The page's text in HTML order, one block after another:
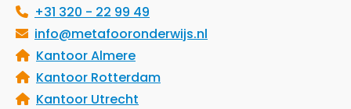
+31 320 - 22 99 49
info@metafooronderwijs.nl
Kantoor Almere
Kantoor Rotterdam
Kantoor Utrecht